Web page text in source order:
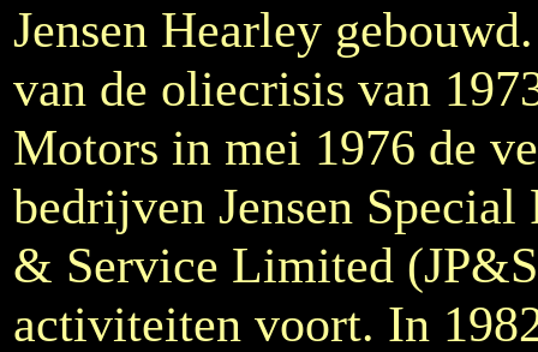
Jensen Hearley
van de oliecrisis van
Motors in mei 1976 de
bedrijven Jensen Special
& Service Limited
activiteiten voort. In